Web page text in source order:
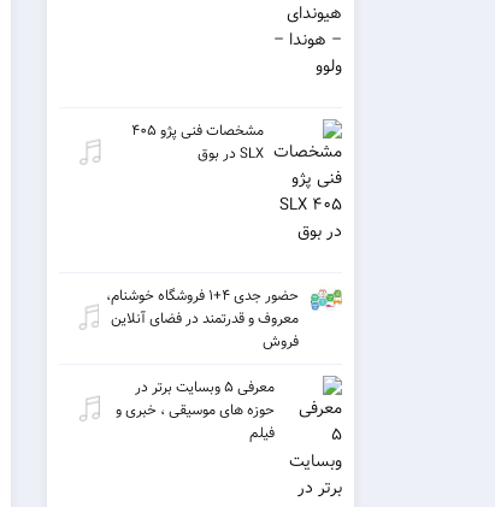
مشخصات فنی پژو ۴۰۵
SLX در بوق
حضور جدی ۴+۱ فروشگاه خوشنام،
معروف و قدرتمند در فضای آنلاین
فروش
معرفی ۵ وبسایت برتر در
حوزه های موسیقی ، خبری و
فیلم